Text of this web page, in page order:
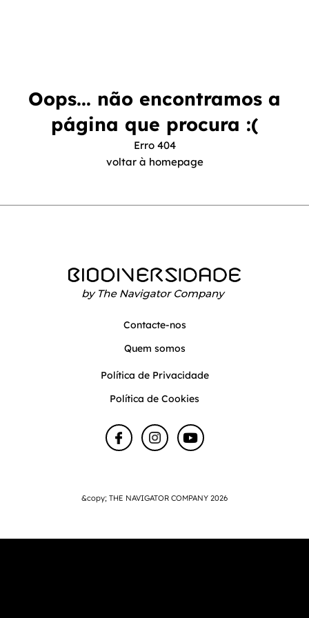
Oops... não encontramos a
página que procura :(
Erro 404
voltar à homepage
Contacte-nos
Quem somos
Política de Privacidade
Política de Cookies
&copy; THE NAVIGATOR COMPANY 2026